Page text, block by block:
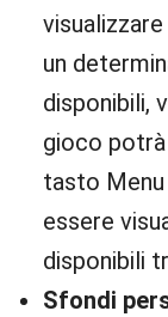
un
disponibili,
gioco
tasto
essere
disponibili
Sfondi